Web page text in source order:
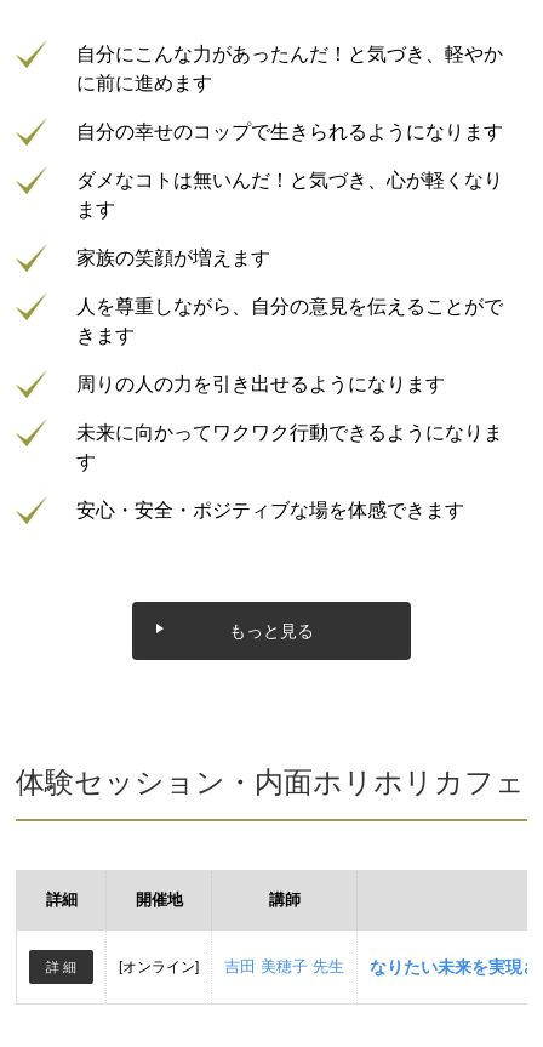
自分にこんな力があったんだ！と気づき、軽やか
に前に進めます
自分の幸せのコップで生きられるようになります
ダメなコトは無いんだ！と気づき、心が軽くなり
ます
家族の笑顔が増えます
人を尊重しながら、自分の意見を伝えることがで
きます
周りの人の力を引き出せるようになります
未来に向かってワクワク行動できるようになりま
す
安心・安全・ポジティブな場を体感できます
もっと見る
体験セッション・内面ホリホリカフェ
詳細 開催地 講師
詳 細 [オンライン] 吉田 美穂子 先生 なりたい未来を実現